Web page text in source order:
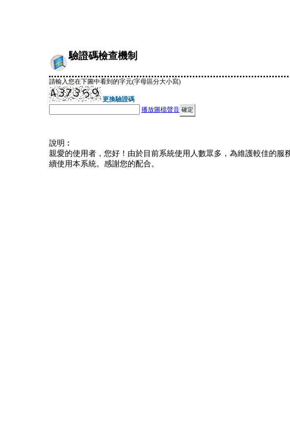
驗證碼檢查機制
請輸入您在下圖中看到的字元(字母區分大小寫)
更換驗證碼
播放圖檔聲音
說明︰
親愛的使用者，您好！由於目前系統使用人數眾多，為維護較佳的服
續使用本系統。感謝您的配合。